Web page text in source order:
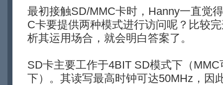
最初接触SD/MMC卡时，Hanny一直觉
C卡要提供两种模式进行访问呢？比较
析其运用场合，就会明白答案了。
SD卡主要工作于4BIT SD模式下（
下）。其读写最高时钟可达50MHz，因